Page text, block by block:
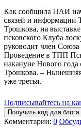
Как сообщила ПАИ
связей и информации
Трошкова, на
псковского Клуба
руководит член
Проведение в ТПП
накануне Нового года
Трошкова. – Нынешняя
уже третья.
Подписывайтесь на
Получить код для блога
Комментарии: 0